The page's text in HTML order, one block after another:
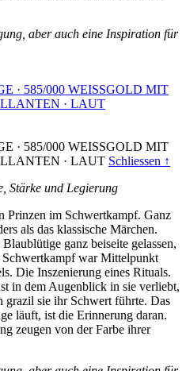
aber auch eine Inspiration für
· 585/000 WEISSGOLD MIT
· LAUT
· 585/000 WEISSGOLD MIT
· LAUT Schliessen ↑
Stärke und Legierung
Prinzen im Schwertkampf. Ganz
als das klassische Märchen.
ganz beiseite gelassen,
Schwertkampf war Mittelpunkt
Die Inszenierung eines Rituals.
in dem Augenblick in sie verliebt,
grazil sie ihr Schwert führte. Das
läuft, ist die Erinnerung daran.
zeugen von der Farbe ihrer